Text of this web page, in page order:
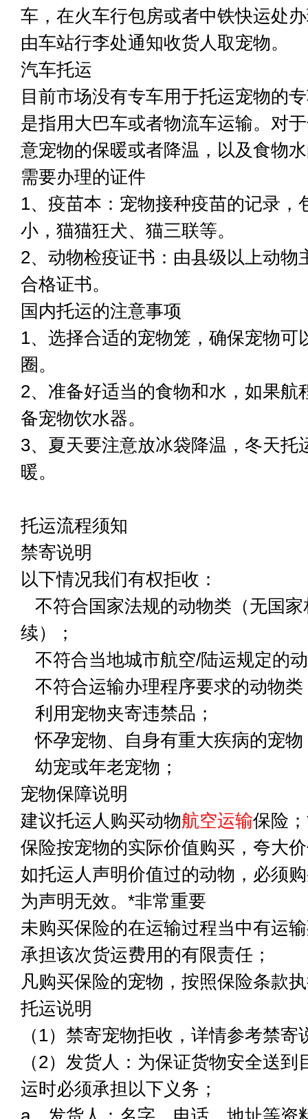
车，在火车行包房或者中铁快运处
由车站行李处通知收货人取宠物。
汽车托运
目前市场没有专车用于托运宠物的
是指用大巴车或者物流车运输。对
意宠物的保暖或者降温，以及食物
需要办理的证件
1、疫苗本：宠物接种疫苗的记录，
小，猫猫狂犬、猫三联等。
2、动物检疫证书：由县级以上动物
合格证书。
国内托运的注意事项
1、选择合适的宠物笼，确保宠物可
圈。
2、准备好适当的食物和水，如果航
备宠物饮水器。
3、夏天要注意放冰袋降温，冬天托
暖。
托运流程须知
禁寄说明
以下情况我们有权拒收：
不符合国家法规的动物类（无国
续）；
不符合当地城市航空/陆运规定的
不符合运输办理程序要求的动物类
利用宠物夹寄违禁品；
怀孕宠物、自身有重大疾病的宠物
幼宠或年老宠物；
宠物保障说明
建议托运人购买动物航空运输保险
保险按宠物的实际价值购买，夸大
如托运人声明价值过的动物，必须
为声明无效。*非常重要
未购买保险的在运输过程当中有运
承担该次货运费用的有限责任；
凡购买保险的宠物，按照保险条款
托运说明
（1）禁寄宠物拒收，详情参考禁寄
（2）发货人：为保证货物安全送
运时必须承担以下义务；